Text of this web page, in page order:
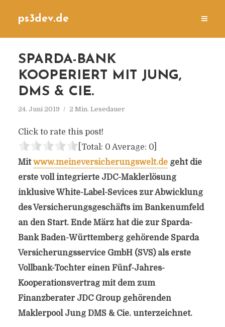
ps3dev.de
SPARDA-BANK
KOOPERIERT MIT JUNG,
DMS & CIE.
24. Juni 2019 2 Min. Lesedauer
Click to rate this post!
[Total: 0 Average: 0]
Mitwww.meineversicherungswelt.degeht die
erste voll integrierte JDC-Maklerlösung
inklusive White-Label-Sevices zur Abwicklung
des Versicherungsgeschäfts im Bankenumfeld
an den Start. Ende März hat die zur Sparda-
Bank Baden-Württemberg gehörende Sparda
Versicherungsservice GmbH (SVS) als erste
Vollbank-Tochter einen Fünf-Jahres-
Kooperationsvertrag mit dem zum
Finanzberater JDC Group gehörenden
Maklerpool Jung DMS & Cie. unterzeichnet.